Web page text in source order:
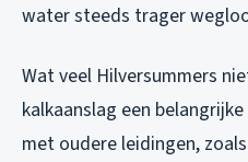
water steeds trager
Wat veel Hilversummers
kalkaanslag een
met oudere leidingen,